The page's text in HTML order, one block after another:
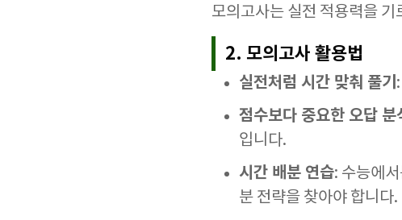
모의고사는 실전 적용력을 기
2. 모의고사 활용법
실전처럼 시간 맞춰 풀기
점수보다 중요한 오답 분
입니다.
시간 배분 연습: 수능에
분 전략을 찾아야 합니다.